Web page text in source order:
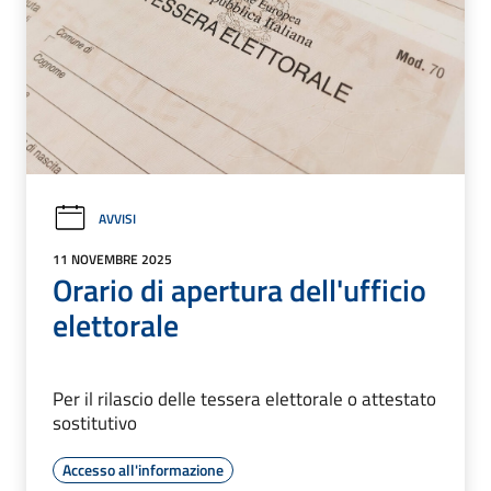
AVVISI
11 NOVEMBRE 2025
Orario di apertura dell'ufficio
elettorale
Per il rilascio delle tessera elettorale o attestato
sostitutivo
Accesso all'informazione